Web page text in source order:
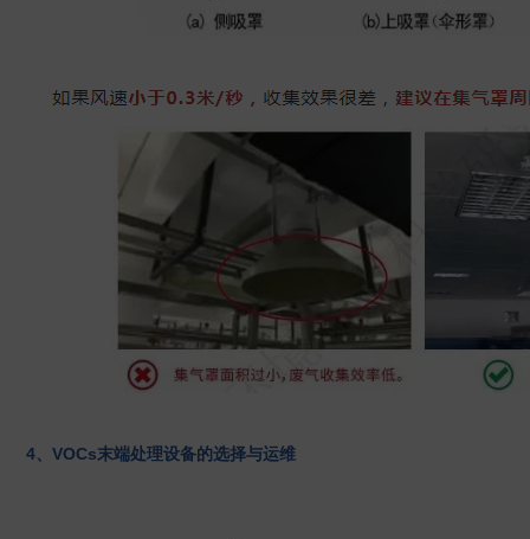
4、VOCs末端处理设备的选择与运维